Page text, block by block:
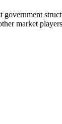
market